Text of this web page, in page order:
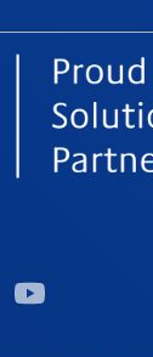
URL link
Youtube URL link